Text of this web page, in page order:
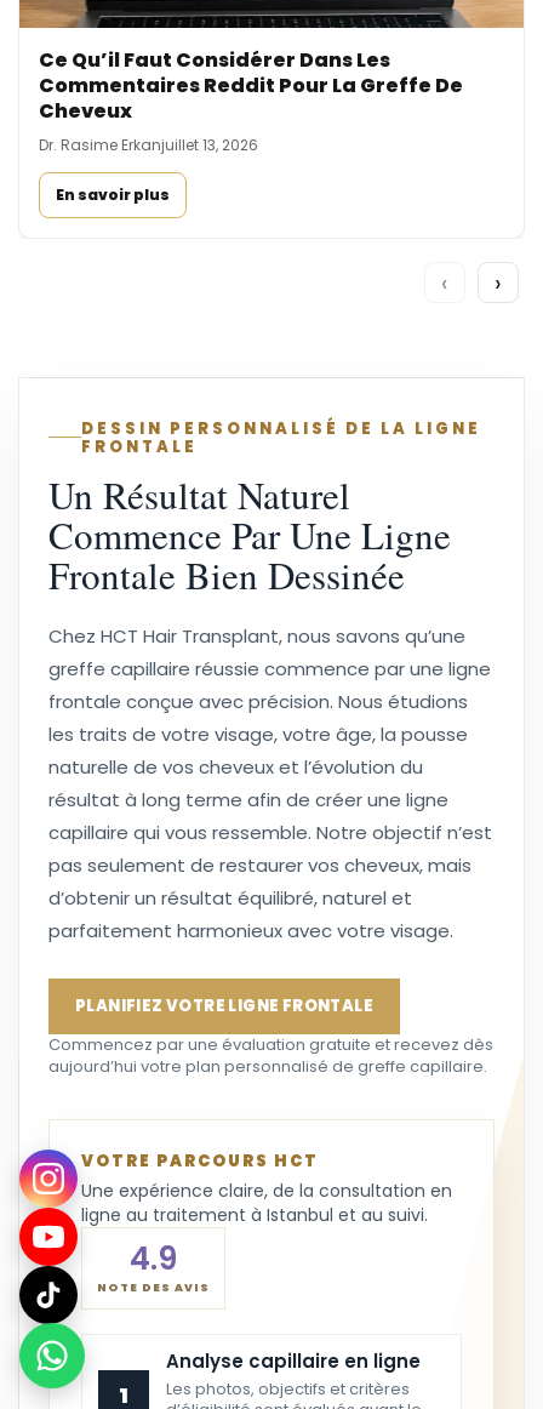
Ce Qu’il Faut Considérer Dans Les
Commentaires Reddit Pour La Greffe De
Cheveux
Dr. Rasime Erkanjuillet 13, 2026
En savoir plus
‹ ›
DESSIN PERSONNALISÉ DE LA LIGNE
FRONTALE
Un Résultat Naturel
Commence Par Une Ligne
Frontale Bien Dessinée
Chez HCT Hair Transplant, nous savons qu’une
greffe capillaire réussie commence par une ligne
frontale conçue avec précision. Nous étudions
les traits de votre visage, votre âge, la pousse
naturelle de vos cheveux et l’évolution du
résultat à long terme afin de créer une ligne
capillaire qui vous ressemble. Notre objectif n’est
pas seulement de restaurer vos cheveux, mais
d’obtenir un résultat équilibré, naturel et
parfaitement harmonieux avec votre visage.
PLANIFIEZ VOTRE LIGNE FRONTALE
Commencez par une évaluation gratuite et recevez dès
aujourd’hui votre plan personnalisé de greffe capillaire.
VOTRE PARCOURS HCT
Une expérience claire, de la consultation en
ligne au traitement à Istanbul et au suivi.
4.9
NOTE DES AVIS
1
Analyse capillaire en ligne
Les photos, objectifs et critères